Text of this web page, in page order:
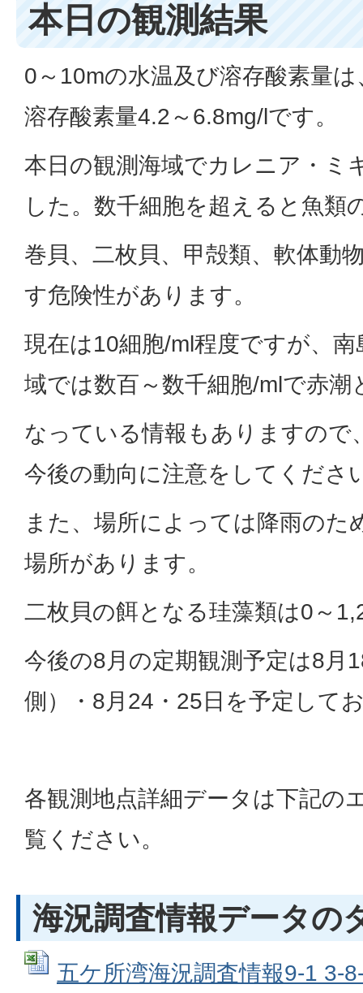
本日の観測結果
0～10mの水温及び溶存酸素量
溶存酸素量4.2～6.8mg/lです。
本日の観測海域でカレニア・ミ
した。数千細胞を超えると魚類
巻貝、二枚貝、甲殻類、軟体動
す危険性があります。
現在は10細胞/ml程度ですが、
域では数百～数千細胞/mlで赤潮
なっている情報もありますので
今後の動向に注意をしてくださ
また、場所によっては降雨のた
場所があります。
二枚貝の餌となる珪藻類は0～
今後の8月の定期観測予定は8月
側）・8月24・25日を予定して
各観測地点詳細データは下記の
覧ください。
海況調査情報データの
五ケ所湾海況調査情報9-1 3-